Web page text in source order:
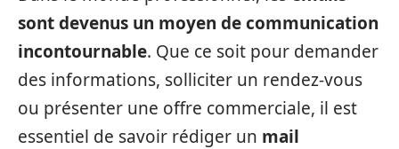
sont devenus un moyen de communication
incontournable. Que ce soit pour demander
des informations, solliciter un rendez-vous
ou présenter une offre commerciale, il est
essentiel de savoir rédiger un mail